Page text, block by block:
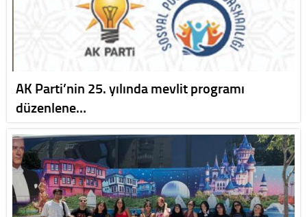
AK Parti’nin 25. yılında mevlit programı
düzenlene…